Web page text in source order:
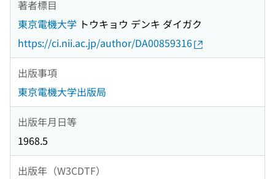
著者標目
東京電機大学 トウキョウ デンキ ダイガク
https://ci.nii.ac.jp/author/DA00859316
出版事項
東京電機大学出版局
出版年月日等
1968.5
出版年（W3CDTF）